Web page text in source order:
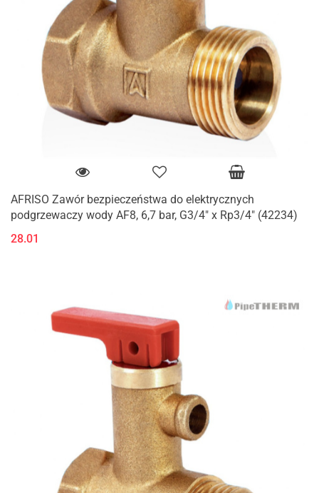
AFRISO Zawór bezpieczeństwa do elektrycznych
podgrzewaczy wody AF8, 6,7 bar, G3/4" x Rp3/4" (42234)
28.01